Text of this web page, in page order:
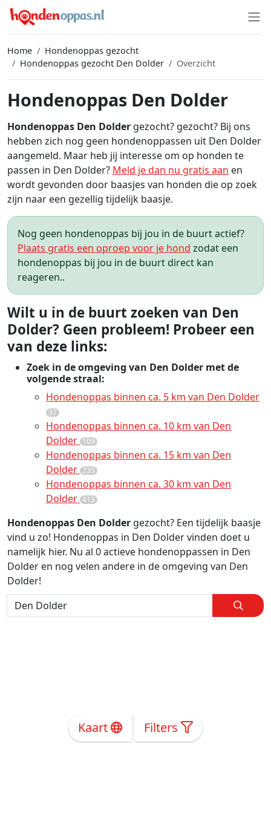
Home
Hondenoppas gezocht
Hondenoppas gezocht Den Dolder
Overzicht
Hondenoppas Den Dolder
Hondenoppas Den Dolder gezocht? gezocht? Bij ons
hebben zich nog geen hondenoppassen uit Den Dolder
aangemeld. Maar heb jij interesse om op honden te
passen in Den Dolder? Meld je dan nu gratis aan en
wordt gevonden door baasjes van honden die op zoek
zijn naar een gezellig tijdelijk baasje.
Nog geen hondenoppas bij jou in de buurt actief?
Plaats gratis een oproep voor je hond zodat een
hondenoppas bij jou in de buurt direct kan
reageren..
Wilt u in de buurt zoeken van Den
Dolder? Geen probleem! Probeer een
van deze links:
Zoek in de omgeving van Den Dolder met de
volgende straal:
Hondenoppas binnen ca. 5 km van Den Dolder
37
Hondenoppas binnen ca. 10 km van Den
Dolder 109
Hondenoppas binnen ca. 15 km van Den
Dolder 235
Hondenoppas binnen ca. 30 km van Den
Dolder 413
Hondenoppas Den Dolder gezocht? Een tijdelijk baasje
vind u zo! Hondenoppas in Den Dolder vinden doet u
namelijk hier. Nu al 0 actieve hondenoppassen in Den
Dolder en nog velen andere in de omgeving van Den
Dolder!
Kaart Filters